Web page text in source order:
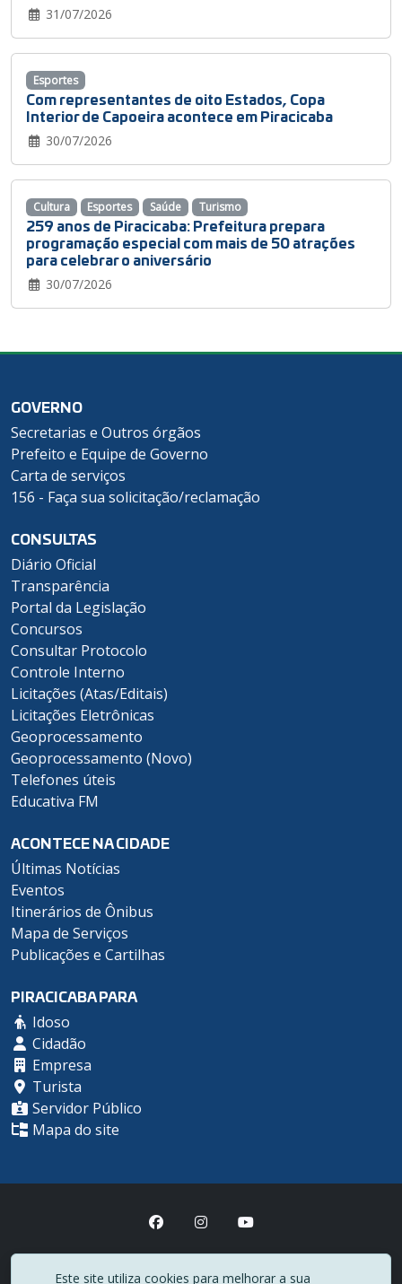
31/07/2026
Com representantes de oito Estados, Copa
Interior de Capoeira acontece em Piracicaba
30/07/2026
Esportes
259 anos de Piracicaba: Prefeitura prepara
programação especial com mais de 50 atrações
para celebrar o aniversário
30/07/2026
Cultura Esportes Saúde Turismo
GOVERNO
Secretarias e Outros órgãos
Prefeito e Equipe de Governo
Carta de serviços
156 - Faça sua solicitação/reclamação
CONSULTAS
Diário Oficial
Transparência
Portal da Legislação
Concursos
Consultar Protocolo
Controle Interno
Licitações (Atas/Editais)
Licitações Eletrônicas
Geoprocessamento
Geoprocessamento (Novo)
Telefones úteis
Educativa FM
ACONTECE NA CIDADE
Últimas Notícias
Eventos
Itinerários de Ônibus
Mapa de Serviços
Publicações e Cartilhas
PIRACICABA PARA
Idoso
Cidadão
Empresa
Turista
Servidor Público
Mapa do site
Este site utiliza cookies para melhorar a sua